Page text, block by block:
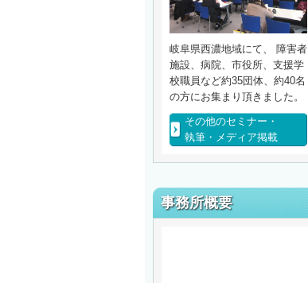
岐阜県西濃地域にて、 障害者
施設、病院、市役所、支援学
校職員など約35団体、約40名
の方にお集まり頂きました。
その他のセミナー・
執筆・メディア掲載
事務所概要